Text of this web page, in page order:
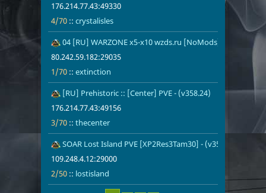
176.214.77.43:49330
4/70 :: crystalisles
25 04 [RU] WARZONE x5-x10 wzds.ru [NoMods] PVE -
80.242.59.182:29035
1/70 :: extinction
extinction
26 [RU] Prehistoric :: [Center] PVE - (v358.24)
176.214.77.43:49156
3/70 :: thecenter
3/70
thecenter
27 SOAR Lost Island PVE [XP2Res3Tam30] - (v358.24)
109.248.4.12:29000
2/50 :: lostisland